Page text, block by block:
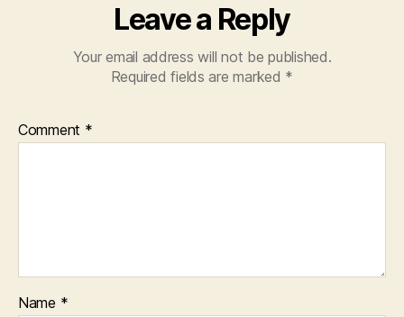
Leave a Reply
Your email address will not be published.
Required fields are marked *
Comment *
Name *